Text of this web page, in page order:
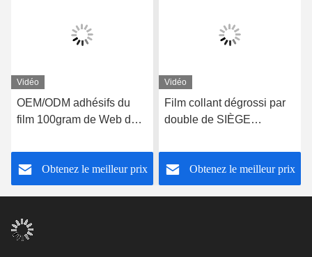
Vidéo
OEM/ODM adhésifs du
film 100gram de Web de
stratification de chaussure
pour la mousse de
semelles intérieures
Obtenez le meilleur prix
Vidéo
Film collant dégrossi par
double de SIÈGE
D'EXPLOSION, film
adhésif 3.0kgf/cm2 de
fonte chaude de PA de
Obtenez le meilleur prix